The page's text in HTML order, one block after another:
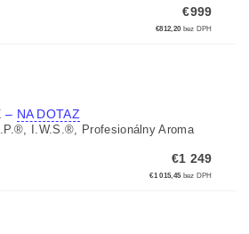
€999
€812,20 bez DPH
– NA DOTAZ
I.W.S.®, Profesionálny Aroma
€1 249
€1 015,45bez DPH